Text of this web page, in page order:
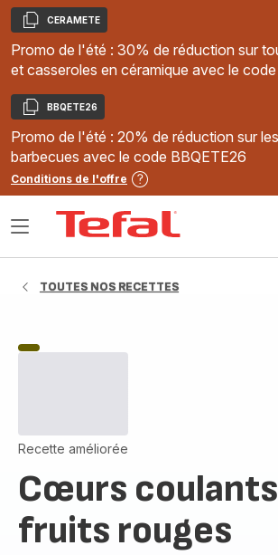
Copier
CERAMETE
Promo de l'été : 30% de réduction sur
et casseroles en céramique avec le
Copier
BBQETE26
Promo de l'été : 20% de réduction sur
barbecues avec le code BBQETE26
Conditions de l'offre
Ouvrir
TOUTES NOS RECETTES
Recette améliorée
Cœurs
fruits rouges